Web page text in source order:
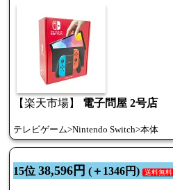
【楽天市場】 電子問屋 2号店
テレビゲーム>Nintendo Switch>本体
15位 38,596円 (＋1346円) 送料無料